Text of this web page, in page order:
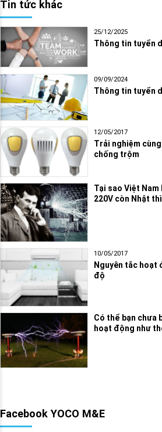
Tin tức khác
25/12/2025
Thông tin tuyển
09/09/2024
Thông tin tuyển
12/05/2017
Trải nghiệm
chống trộm
Tại sao Việt
220V còn Nhật
10/05/2017
Nguyên tắc hoạt
độ
Có thể bạn chưa
hoạt động như
Facebook YOCO M&E